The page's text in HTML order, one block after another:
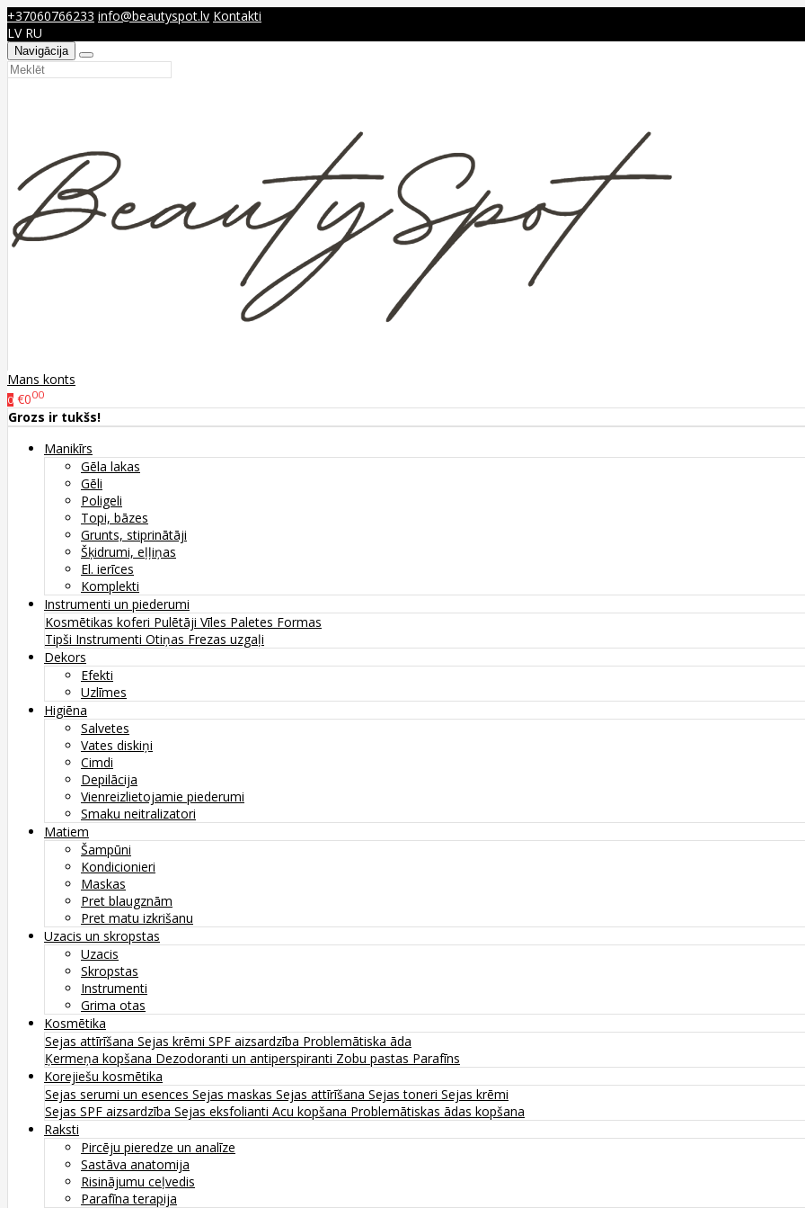
+37060766233 info@beautyspot.lv Kontakti
LV RU
Navigācija
Mans konts
0 €000
Grozs ir tukšs!
Manikīrs
Gēla lakas
Gēli
Poligeli
Topi, bāzes
Grunts, stiprinātāji
Šķidrumi, eļļiņas
El. ierīces
Komplekti
Instrumenti un piederumi
Kosmētikas koferi Pulētāji Vīles Paletes Formas
Tipši Instrumenti Otiņas Frezas uzgaļi
Dekors
Efekti
Uzlīmes
Higiēna
Salvetes
Vates diskiņi
Cimdi
Depilācija
Vienreizlietojamie piederumi
Smaku neitralizatori
Matiem
Šampūni
Kondicionieri
Maskas
Pret blaugznām
Pret matu izkrišanu
Uzacis un skropstas
Uzacis
Skropstas
Instrumenti
Grima otas
Kosmētika
Sejas attīrīšana Sejas krēmi SPF aizsardzība Problemātiska āda
Ķermeņa kopšana Dezodoranti un antiperspiranti Zobu pastas Parafīns
Korejiešu kosmētika
Sejas serumi un esences Sejas maskas Sejas attīrīšana Sejas toneri Sejas krēmi
Sejas SPF aizsardzība Sejas eksfolianti Acu kopšana Problemātiskas ādas kopšana
Raksti
Pircēju pieredze un analīze
Sastāva anatomija
Risinājumu ceļvedis
Parafīna terapija